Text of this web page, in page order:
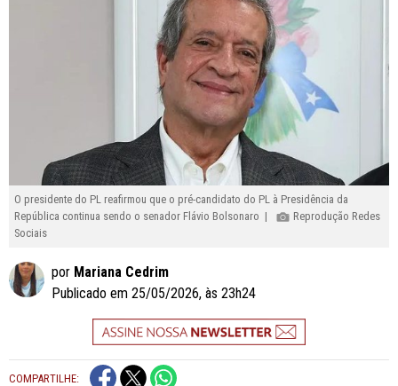
O presidente do PL reafirmou que o pré-candidato do PL à Presidência da
República continua sendo o senador Flávio Bolsonaro |
Reprodução Redes
Sociais
por Mariana Cedrim
Publicado em 25/05/2026, às 23h24
COMPARTILHE: